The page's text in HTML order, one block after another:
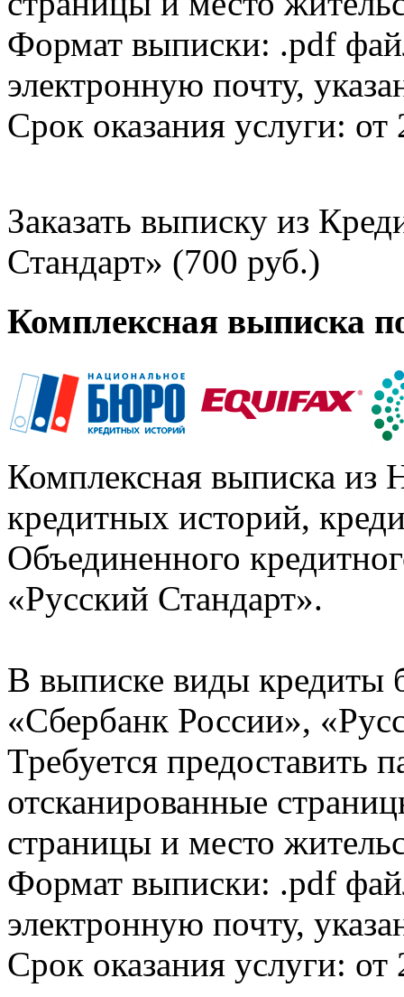
Формат выписки: .pdf
электронную почту,
Срок оказания услуги: от
Заказать выписку из
Стандарт» (700 руб.)
Комплексная выписка
Комплексная выписка из
кредитных историй,
Объединенного
«Русский Стандарт».
В выписке виды кредиты
«Сбербанк России»,
Требуется предоставить
отсканированные
страницы и место
Формат выписки: .pdf
электронную почту,
Срок оказания услуги: от